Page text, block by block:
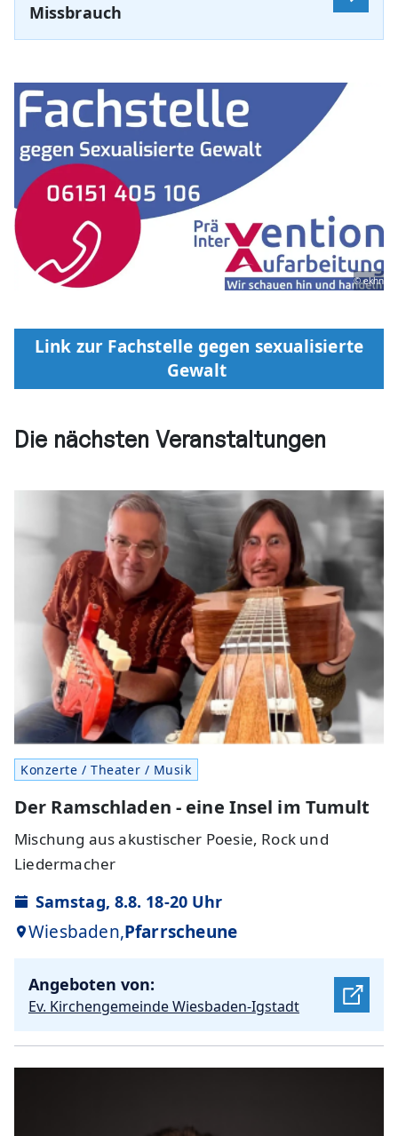
Missbrauch
© ekhn
Link zur Fachstelle gegen sexualisierte
Gewalt
Die nächsten Veranstaltungen
Konzerte / Theater / Musik
Der Ramschladen - eine Insel im Tumult
Mischung aus akustischer Poesie, Rock und
Liedermacher
Samstag, 8.8. 18-20 Uhr
Wiesbaden,Pfarrscheune
Angeboten von:
Ev. Kirchengemeinde Wiesbaden-Igstadt